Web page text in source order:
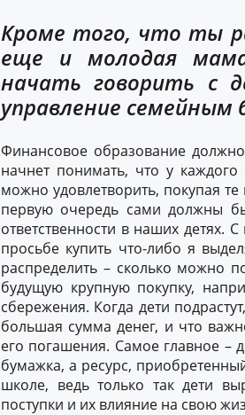
Кроме того, что ты
еще и молодая
начать говорить с
управление
Финансовое образование
начнет понимать, что у
можно удовлетворить, покупая
первую очередь сами должны
ответственности в наших
просьбе купить что-либо я
распределить – сколько можно
будущую крупную покупку,
сбережения. Когда дети
большая сумма денег, и что
его погашения. Самое главное –
бумажка, а ресурс,
школе, ведь только так дети
поступки и их влияние на свою